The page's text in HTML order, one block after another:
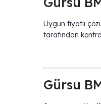
Uygun fiyatlı
tarafından
Gürsu